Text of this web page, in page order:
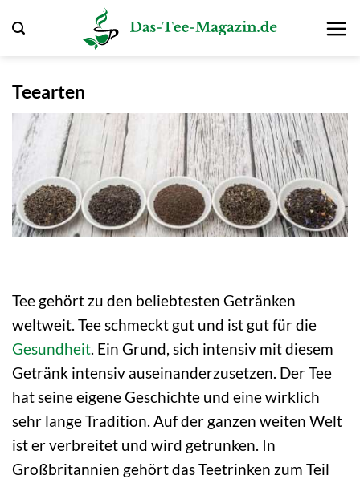
Inhalt
Teearten
Tee gehört zu den beliebtesten Getränken
weltweit. Tee schmeckt gut und ist gut für die
Gesundheit. Ein Grund, sich intensiv mit diesem
Getränk intensiv auseinanderzusetzen. Der Tee
hat seine eigene Geschichte und eine wirklich
sehr lange Tradition. Auf der ganzen weiten Welt
ist er verbreitet und wird getrunken. In
Großbritannien gehört das Teetrinken zum Teil